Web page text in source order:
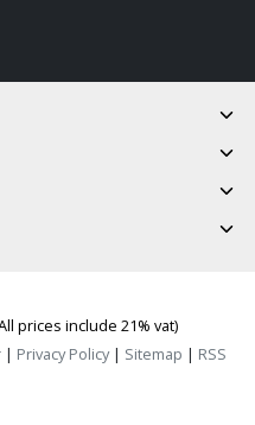
prices include 21% vat)
| Privacy Policy| Sitemap | RSS